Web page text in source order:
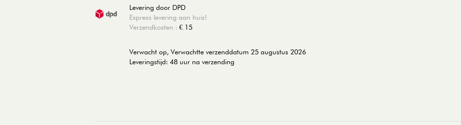
Levering door DPD
Express levering aan huis!
Verzendkosten : € 15
Verwacht op, Verwachtte verzenddatum 25 augustus 2026
Leveringstijd: 48 uur na verzending